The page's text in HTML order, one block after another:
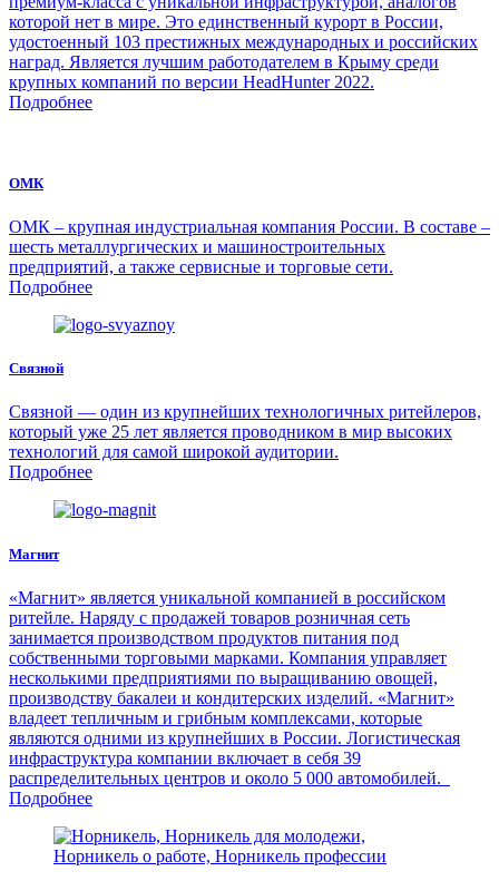
которой нет в мире. Это единственный курорт в России,
удостоенный 103 престижных международных и российских
наград. Является лучшим работодателем в Крыму среди
крупных компаний по версии HeadHunter 2022.
Подробнее
ОМК
ОМК – крупная индустриальная компания России. В составе –
шесть металлургических и машиностроительных
предприятий, а также сервисные и торговые сети.
Подробнее
Связной
Связной — один из крупнейших технологичных ритейлеров,
который уже 25 лет является проводником в мир высоких
технологий для самой широкой аудитории.
Подробнее
Магнит
«Магнит» является уникальной компанией в российском
ритейле. Наряду с продажей товаров розничная сеть
занимается производством продуктов питания под
собственными торговыми марками. Компания управляет
несколькими предприятиями по выращиванию овощей,
производству бакалеи и кондитерских изделий. «Магнит»
владеет тепличным и грибным комплексами, которые
являются одними из крупнейших в России. Логистическая
инфраструктура компании включает в себя 39
распределительных центров и около 5 000 автомобилей.
Подробнее